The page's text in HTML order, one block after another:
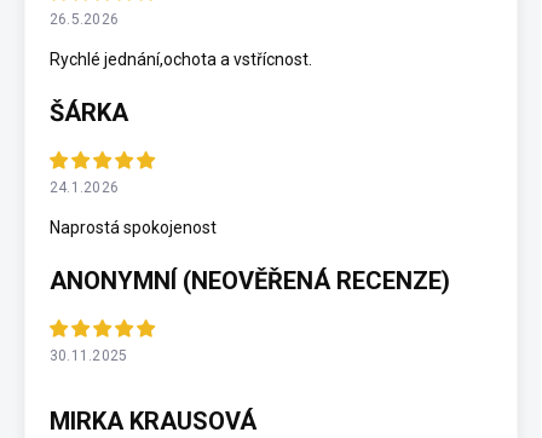
26.5.2026
Rychlé jednání,ochota a vstřícnost.
ŠÁRKA
24.1.2026
Naprostá spokojenost
ANONYMNÍ (NEOVĚŘENÁ RECENZE)
30.11.2025
MIRKA KRAUSOVÁ